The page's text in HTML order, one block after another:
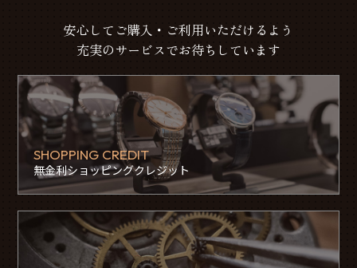
安心してご購入・ご利用いただけるよう
充実のサービスでお待ちしています
SHOPPING CREDIT
無金利ショッピングクレジット